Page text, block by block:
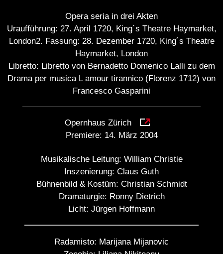
Opera seria in drei Akten
Uraufführung: 27. April 1720, King´s Theatre Haymarket,
London2. Fassung: 28. Dezember 1720, King´s Theatre
Haymarket, London
Libretto: Libretto von Bernadetto Domenico Lalli zu dem
Drama per musica L amour tirannico (Florenz 1712) von
Francesco Gasparini
Opernhaus Zürich
Premiere: 14. März 2004
Musikalische Leitung: William Christie
Inszenierung: Claus Guth
Bühnenbild & Kostüm: Christian Schmidt
Dramaturgie: Ronny Dietrich
Licht: Jürgen Hoffmann
Radamisto: Marijana Mijanovic